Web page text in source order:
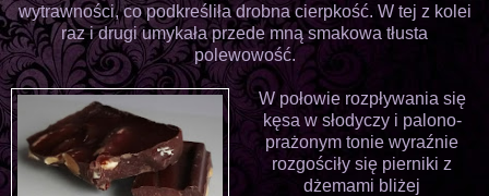
wytrawności, co podkreśliła drobna cierpkość. W tej z kolei
raz i drugi umykała przede mną smakowa tłusta
polewowość.
W połowie rozpływania się
kęsa w słodyczy i palono-
prażonym tonie wyraźnie
rozgościły się pierniki z
dżemami bliżej